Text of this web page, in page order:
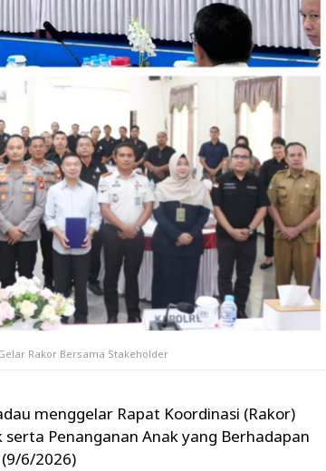
Rakor Bersama Stakeholder
menggelar Rapat Koordinasi (Rakor)
Penanganan Anak yang Berhadapan
6/2026)